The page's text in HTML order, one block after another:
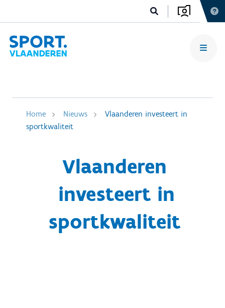
Home Nieuws
Vlaanderen investeert in
sportkwaliteit
Vlaanderen
investeert in
sportkwaliteit